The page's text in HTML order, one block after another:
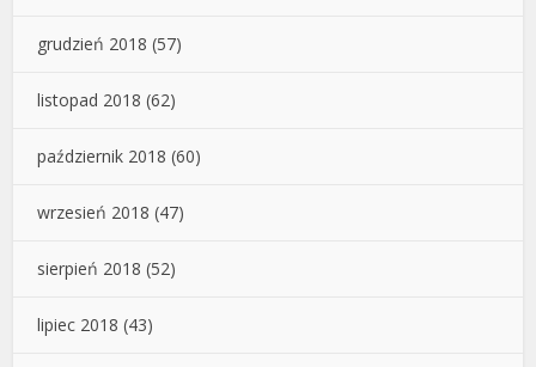
grudzień 2018 (57)
listopad 2018 (62)
październik 2018 (60)
wrzesień 2018 (47)
sierpień 2018 (52)
lipiec 2018 (43)